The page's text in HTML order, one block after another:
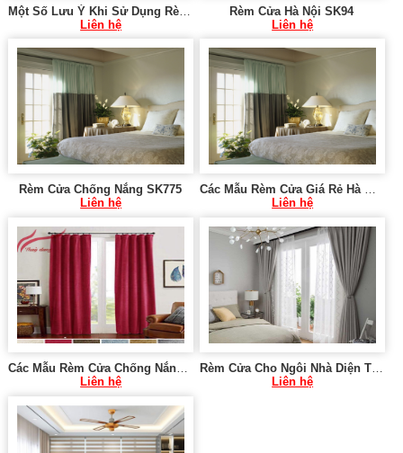
Một Số Lưu Ý Khi Sử Dụng Rèm Cửa SK792
Liên hệ
Rèm Cửa Hà Nội SK94
Liên hệ
Rèm Cửa Chống Nắng SK775
Liên hệ
Các Mẫu Rèm Cửa Giá Rẻ Hà Nội SK775
Liên hệ
Các Mẫu Rèm Cửa Chống Nắng Tại Hà Nội SK774
Liên hệ
Rèm Cửa Cho Ngôi Nhà Diện Tích Nhỏ Hà Nội SK895
Liên hệ